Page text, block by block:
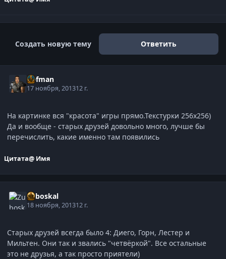
Создать новую тему Ответить
Defman
17 ноября, 201312 г.
На картинке вся "красота" игры прямо.Текстурки 256х256)
Да и вообще - старых друзей довольно много, лучше бы
перечислить, какие именно там появились
Цитата@ Имя
Zuboskal
18 ноября, 201312 г.
Старых друзей всегда было 4: Диего, Горн, Лестер и
Мильтен. Они так и звались "четвёркой". Все остальные
это не друзья, а так просто приятели)